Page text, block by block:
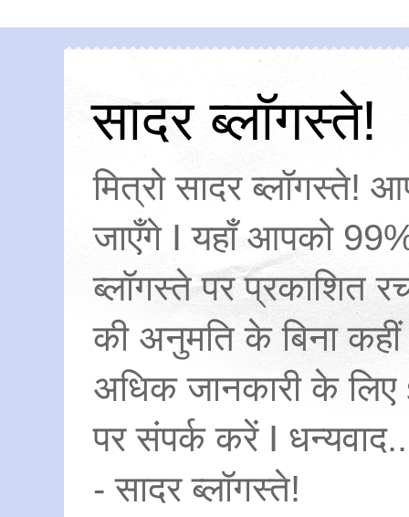
सादर ब्लॉगस्ते!
मित्रो सादर ब्लॉगस्ते!
जाएँगे I यहाँ आपको
ब्लॉगस्ते पर प्रकाशित
की अनुमति के बिना
अधिक जानकारी के लिए
पर संपर्क करें I
- सादर ब्लॉगस्ते!